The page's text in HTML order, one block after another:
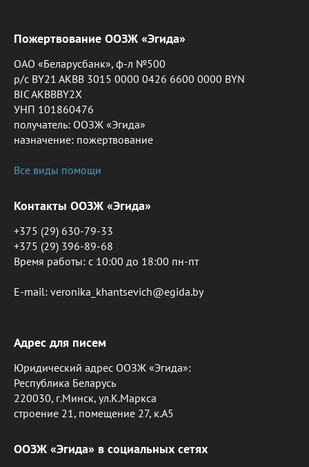
Пожертвование ООЗЖ «Эгида»
ОАО «Беларусбанк», ф-л №500
р/с BY21 AKBB 3015 0000 0426 6600 0000 BYN
BIC AKBBBY2X
УНП 101860476
получатель: ООЗЖ «Эгида»
назначение: пожертвование
Все виды помощи
Контакты ООЗЖ «Эгида»
+375 (29) 630-79-33
+375 (29) 396-89-68
Время работы: c 10:00 до 18:00 пн-пт
E-mail: veronika_khantsevich@egida.by
Адрес для писем
Юридический адрес ООЗЖ «Эгида»:
Республика Беларусь
220030, г.Минск, ул.К.Маркса
строение 21, помещение 27, к.А5
ООЗЖ «Эгида» в социальных сетях